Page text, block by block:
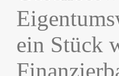
ein Stück